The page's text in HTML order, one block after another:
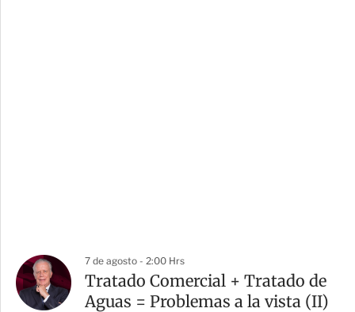
7 de agosto - 2:00 Hrs
Tratado Comercial + Tratado de
Aguas = Problemas a la vista (II)